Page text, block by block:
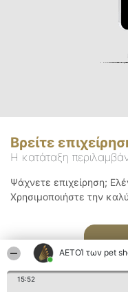
ΑΕΤΟΊ των pet
15:52
Βρείτε
Η κατάταξη
Ψάχνετε επιχείρηση;
Χρησιμοποιήστε την